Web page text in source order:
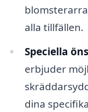
alla tillfällen.
Speciella
erbjuder
dina